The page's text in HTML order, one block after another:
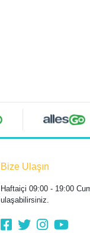
Bize Ulaşın
Haftaiçi 09:00 - 19:00
ulaşabilirsiniz.